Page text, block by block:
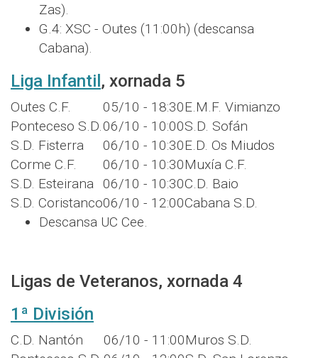
Zas).
G.4: XSC - Outes (11:00h) (descansa
Cabana).
Liga Infantil , xornada 5
Outes C.F. 05/10 - 18:30E.M.F. Vimianzo
Ponteceso S.D.06/10 - 10:00S.D. Sofán
S.D. Fisterra
06/10 - 10:30E.D. Os Miudos
Corme C.F.
06/10 - 10:30Muxía C.F.
S.D. Esteirana 06/10 - 10:30C.D. Baio
S.D. Coristanco06/10 - 12:00Cabana S.D.
Descansa UC Cee.
Ligas de Veteranos, xornada 4
1ª División
C.D. Nantón 06/10 - 11:00Muros S.D.